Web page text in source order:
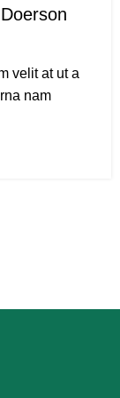
velit at ut a
nam